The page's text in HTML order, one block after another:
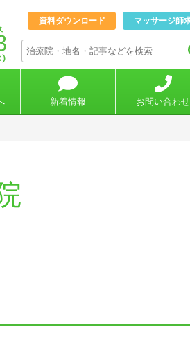
資料ダウンロード マッサージ師
新着情報 お問い合わせ